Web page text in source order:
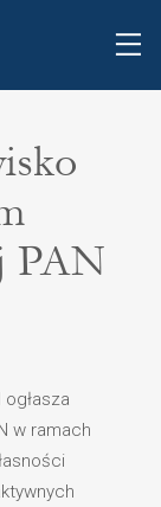
PAN
w ramach